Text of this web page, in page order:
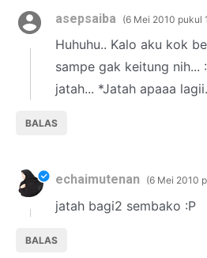
asepsaiba 6 Mei 2010 pukul
Huhuhu.. Kalo aku kok
sampe gak keitung nih...
jatah... *Jatah apaaa
BALAS
echaimutenan 6 Mei 2010
jatah bagi2 sembako :P
BALAS